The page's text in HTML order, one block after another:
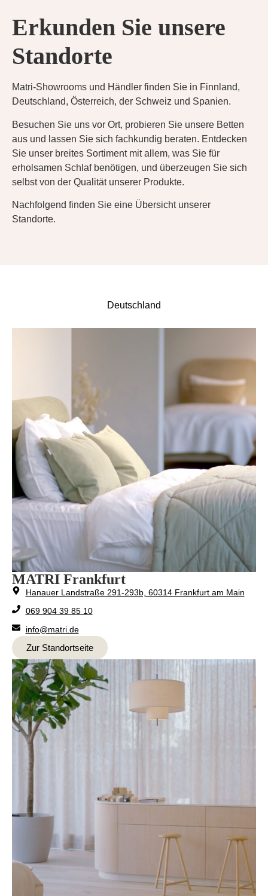
Erkunden Sie unsere
Standorte
Matri-Showrooms und Händler finden Sie in Finnland,
Deutschland, Österreich, der Schweiz und Spanien.
Besuchen Sie uns vor Ort, probieren Sie unsere Betten
aus und lassen Sie sich fachkundig beraten. Entdecken
Sie unser breites Sortiment mit allem, was Sie für
erholsamen Schlaf benötigen, und überzeugen Sie sich
selbst von der Qualität unserer Produkte.
Nachfolgend finden Sie eine Übersicht unserer
Standorte.
Deutschland
MATRI Frankfurt
Hanauer Landstraße 291-293b, 60314 Frankfurt am Main
069 904 39 85 10
info@matri.de
Zur Standortseite